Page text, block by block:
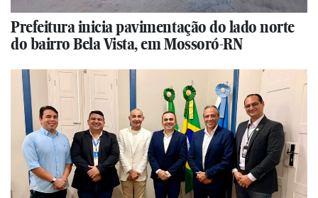
Prefeitura inicia pavimentação do lado norte
do bairro Bela Vista, em Mossoró-RN